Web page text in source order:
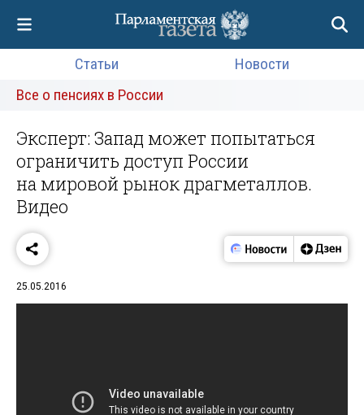
Статьи
Новости
Все о пенсиях в России
Эксперт: Запад может попытаться
ограничить доступ России
на мировой рынок драгметаллов.
Видео
25.05.2016